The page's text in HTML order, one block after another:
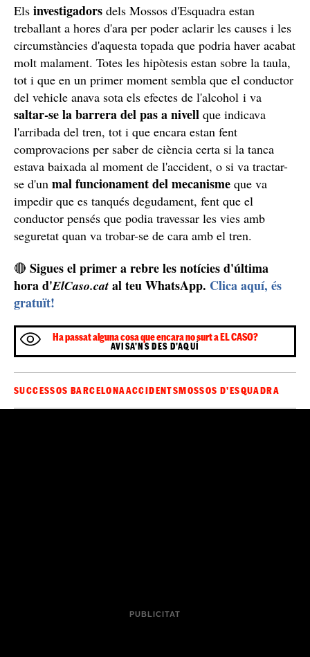
Els investigadors dels Mossos d'Esquadra estan
treballant a hores d'ara per poder aclarir les causes i les
circumstàncies d'aquesta topada que podria haver acabat
molt malament. Totes les hipòtesis estan sobre la taula,
tot i que en un primer moment sembla que el conductor
del vehicle anava sota els efectes de l'alcohol i va
saltar-se la barrera del pas a nivell que indicava
l'arribada del tren, tot i que encara estan fent
comprovacions per saber de ciència certa si la tanca
estava baixada al moment de l'accident, o si va tractar-
se d'un mal funcionament del mecanisme que va
impedir que es tanqués degudament, fent que el
conductor pensés que podia travessar les vies amb
seguretat quan va trobar-se de cara amb el tren.
🔴 Sigues el primer a rebre les notícies d'última
hora d'ElCaso.cat al teu WhatsApp. Clica aquí, és
gratuït!
Ha passat alguna cosa que encara no surt a EL CASO?
AVISA'NS DES D'AQUÍ
SUCCESSOS BARCELONAACCIDENTSMOSSOS D'ESQUADRA